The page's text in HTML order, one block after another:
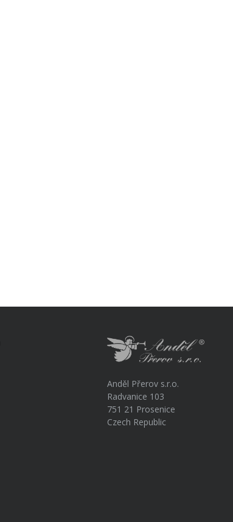
Anděl Přerov s.r.o.
Radvanice 103
751 21 Prosenice
Czech Republic